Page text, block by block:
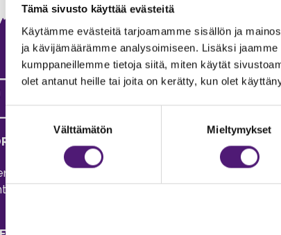
Tämä sivusto käyttää evästeitä
Käytämme evästeitä tarjoamamme sisällön ja
ja kävijämäärämme analysoimiseen. Lisäksi
kumppaneillemme tietoja siitä, miten käytät
olet antanut heille tai joita on kerätty, kun olet
Välttämätön Mieltymykset
200
Pälkäne
MAJOITUS
020 755 9975
majoitus@sappee.fi